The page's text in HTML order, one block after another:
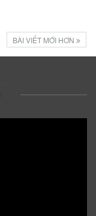
BÀI VIẾT MỚI HƠN